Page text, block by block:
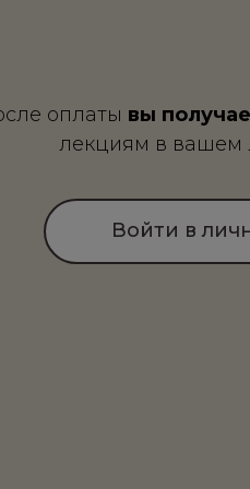
оплаты вы
лекциям в вашем
Войти в